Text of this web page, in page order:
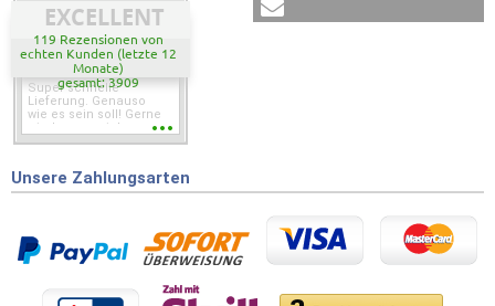
EXCELLENT
119 Rezensionen von
echten Kunden (letzte 12
Monate)
gesamt: 3909
Super schnelle
Lieferung. Genauso
wie es sein soll! Gerne
wieder wenn ich was
Unsere Zahlungsarten